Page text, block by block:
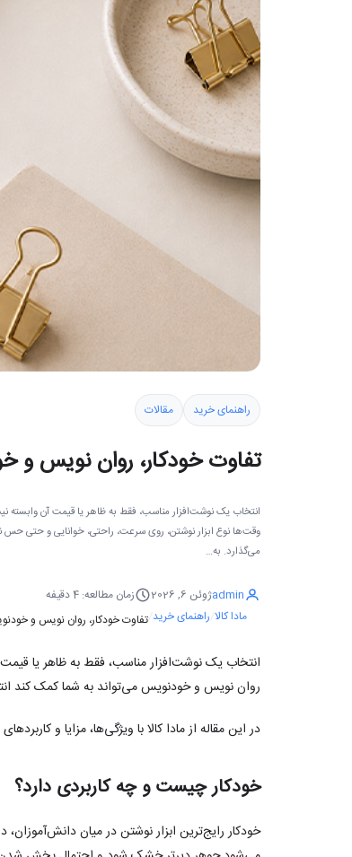
راهنمای خرید مقالات
تفاوت خودکار، روان‌ نویس
انتخاب یک نوشت‌افزار مناسب، فقط به ظاهر یا قیمت آن وابسته
وقت‌ها نوع ابزار نوشتن، روی سرعت، راحتی، خوانایی و حتی حس
می‌گذارد. به…
adminژوئن 6, 2026
زمان مطالعه: 4 دقیفه
مادا کالا راهنمای خرید تفاوت خودکار، روان‌ نویس و
انتخاب یک نوشت‌افزار مناسب، فقط به ظاهر یا
روان‌ نویس و خودنویس می‌تواند به شما کمک کند
در این مقاله از مادا کالا با ویژگی‌ها، مزایا و
خودکار چیست و چه کاربردی دارد؟
خودکار رایج‌ترین ابزار نوشتن در میان